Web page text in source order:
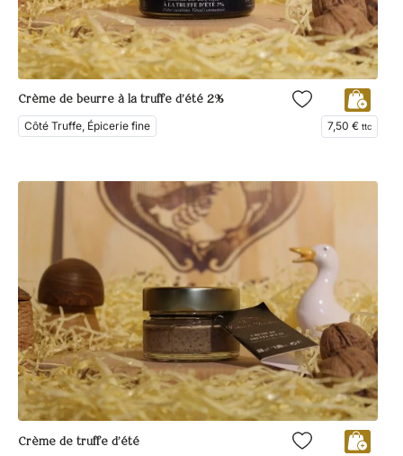
Crème de beurre à la truffe d’été 2%
Côté Truffe, Épicerie fine 7,50 € ttc
Crème de truffe d’été